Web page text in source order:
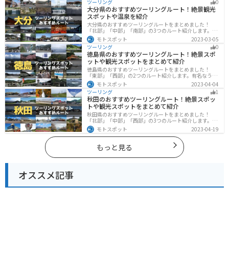
楽しめるスポットが多数あります。バイクで九州にツー
リングに行く際は参考にしてください。
ツーリング
0
大分県のおすすめツーリングルート！絶景観光
スポットや温泉を紹介
大分県のおすすめツーリングルートをまとめました！
「北部」「中部」「南部」の3つのルート紹介します。阿
蘇の雄大な自然を満喫できるスポットや温泉を満喫する
ツーリングができます。バイクで大分県にツーリングに
行く際は参考にしてください。
モトスポット
2023-03-05
ツーリング
0
徳島県のおすすめツーリングルート！絶景スポ
ットや観光スポットをまとめて紹介
徳島県のおすすめツーリングルートをまとめました！
「東部」「西部」の2つのルート紹介します。有名なうず
しおや山を中心とした自然豊かなスポットが多数ありま
す。バイクで徳島県にツーリングに行く際は参考にして
ください。
モトスポット
2023-04-04
ツーリング
1
秋田のおすすめツーリングルート！絶景スポッ
トや観光スポットをまとめて紹介
秋田県のおすすめツーリングルートをまとめました！
「北部」「中部」「西部」の3つのルート紹介します。自
然豊かな山々や湖、温泉地が点在し、四季折々の景色を
楽しめるスポットが多数あります。バイクで秋田県にツ
ーリングに行く際は参考にしてください。
モトスポット 2023-04-19
もっと見る
オススメ記事